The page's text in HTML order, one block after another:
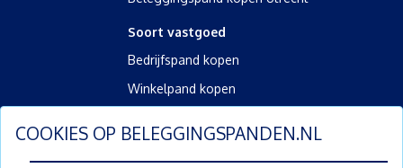
COOKIES OP BELEGGINGSPANDEN.NL
Soort vastgoed
Bedrijfspand kopen
Winkelpand kopen